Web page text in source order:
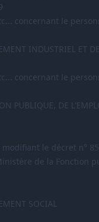
concernant le
INDUSTRIEL ET
concernant le
PUBLIQUE, DE
le décret n°
de la Fonction
SOCIAL